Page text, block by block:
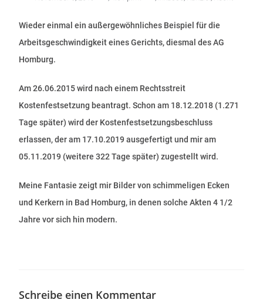
Wieder einmal ein außergewöhnliches Beispiel für die
Arbeitsgeschwindigkeit eines Gerichts, diesmal des AG
Homburg.
Am 26.06.2015 wird nach einem Rechtsstreit
Kostenfestsetzung beantragt. Schon am 18.12.2018 (1.271
Tage später) wird der Kostenfestsetzungsbeschluss
erlassen, der am 17.10.2019 ausgefertigt und mir am
05.11.2019 (weitere 322 Tage später) zugestellt wird.
Meine Fantasie zeigt mir Bilder von schimmeligen Ecken
und Kerkern in Bad Homburg, in denen solche Akten 4 1/2
Jahre vor sich hin modern.
Schreibe einen Kommentar